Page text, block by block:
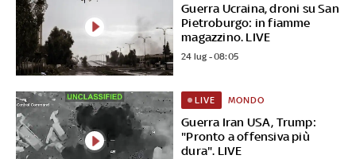
Guerra Ucraina, droni su San
Pietroburgo: in fiamme
magazzino. LIVE
24 lug - 08:05
Guerra Iran USA, Trump:
"Pronto a offensiva più
dura". LIVE
LIVE MONDO